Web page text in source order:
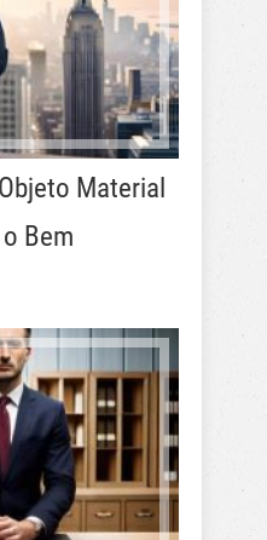
Material
Bem